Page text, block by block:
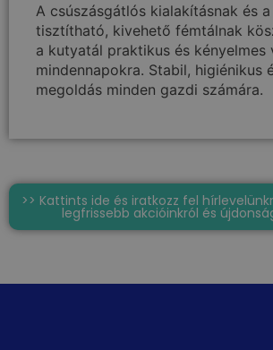
A csúszásgátlós kialakításnak és
tisztítható, kivehető fémtálnak
a kutyatál praktikus és kényelmes
mindennapokra. Stabil, higiénikus
megoldás minden gazdi számára.
>> Kattints ide és iratkozz fel
legfrissebb akcióinkról és